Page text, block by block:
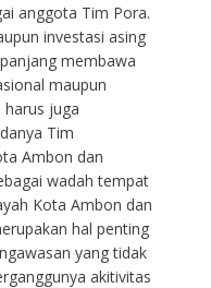
anggota Tim Pora.
investasi asing
membawa
maupun
juga
Tim
Ambon dan
wadah tempat
Kota Ambon dan
hal penting
yang tidak
akitivitas